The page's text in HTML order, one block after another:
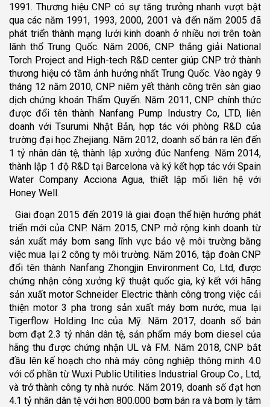
1991. Thương hiệu CNP có sự tăng trưởng nhanh vượt bật
qua các năm 1991, 1993, 2000, 2001 và đến năm 2005 đã
phát triển thành mạng lưới kinh doanh ở nhiều nơi trên toàn
lãnh thổ Trung Quốc. Năm 2006, CNP thắng giải National
Torch Project and High-tech R&D center giúp CNP trở thành
thương hiệu có tầm ảnh hưởng nhất Trung Quốc. Vào ngày 9
tháng 12 năm 2010, CNP niêm yết thành công trên sàn giao
dịch chứng khoán Thẩm Quyến. Năm 2011, CNP chính thức
được đổi tên thành Nanfang Pump Industry Co, LTD, liên
doanh với Tsurumi Nhật Bản, hợp tác với phòng R&D của
trường đại học Zhejiang. Năm 2012, doanh số bán ra lên đến
1 tỷ nhân dân tệ, thành lập xưởng đúc Nanfeng. Năm 2014,
thành lập 1 độ R&D tại Barcelona và ký kết hợp tác với Spain
Water Company Acciona Agua, thiết lập mối liên hệ với
Honey Well.
Giai đoạn 2015 đến 2019 là giai đoạn thể hiện hướng phát
triển mới của CNP. Năm 2015, CNP mở rộng kinh doanh từ
sản xuất máy bơm sang lĩnh vực bảo vệ môi trường bằng
việc mua lại 2 công ty môi trường. Năm 2016, tập đoàn CNP
đổi tên thành Nanfang Zhongjin Environment Co, Ltd, được
chứng nhận công xưởng kỹ thuật quốc gia, ký kết với hãng
sản xuất motor Schneider Electric thành công trong việc cải
thiện motor 3 pha trong sản xuất máy bơm nước, mua lại
Tigerflow Holding Inc của Mỹ. Năm 2017, doanh số bán
bơm đạt 2.3 tỷ nhân dân tệ, sản phẩm máy bơm diesel của
hãng thu được chứng nhận UL và FM. Năm 2018, CNP bắt
đầu lên kế hoạch cho nhà máy công nghiệp thông minh 4.0
với cổ phần từ Wuxi Public Utilities Industrial Group Co., Ltd,
và trở thành công ty nhà nước. Năm 2019, doanh số đạt hơn
4.1 tỷ nhân dân tệ với hơn 800.000 bơm bán ra và bơm ly tâm